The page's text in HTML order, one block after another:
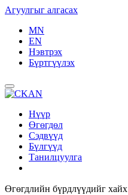
Агуулгыг алгасах
MN
EN
Нэвтрэх
Бүртгүүлэх
Нүүр
Өгөгдөл
Сэдвүүд
Бүлгүүд
Танилцуулга
Өгөгдлийн бүрдлүүдийг хайх